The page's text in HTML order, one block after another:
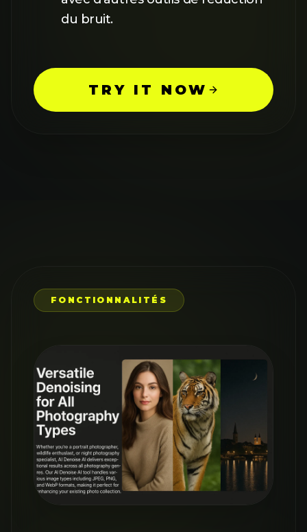
du bruit.
TRY IT NOW
FONCTIONNALITÉS